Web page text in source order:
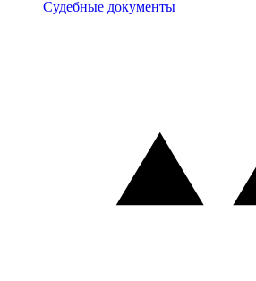
Документы
Судебные документы